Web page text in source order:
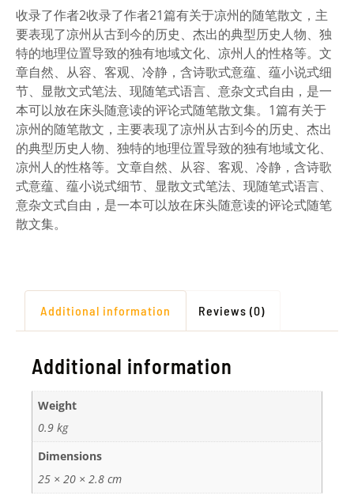
收录了作者2收录了作者21篇有关于凉州的随笔散文，主
要表现了凉州从古到今的历史、杰出的典型历史人物、独
特的地理位置导致的独有地域文化、凉州人的性格等。文
章自然、从容、客观、冷静，含诗歌式意蕴、蕴小说式细
节、显散文式笔法、现随笔式语言、意杂文式自由，是一
本可以放在床头随意读的评论式随笔散文集。1篇有关于
凉州的随笔散文，主要表现了凉州从古到今的历史、杰出
的典型历史人物、独特的地理位置导致的独有地域文化、
凉州人的性格等。文章自然、从容、客观、冷静，含诗歌
式意蕴、蕴小说式细节、显散文式笔法、现随笔式语言、
意杂文式自由，是一本可以放在床头随意读的评论式随笔
散文集。
Additional information Reviews (0)
Additional information
Weight
0.9 kg
Dimensions
25 × 20 × 2.8 cm